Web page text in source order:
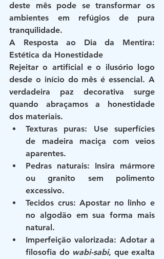
deste mês pode se transformar os
ambientes em refúgios de pura
tranquilidade.
A Resposta ao Dia da Mentira:
Estética da Honestidade
Rejeitar o artificial e o ilusório logo
desde o início do mês é essencial. A
verdadeira paz decorativa surge
quando abraçamos a honestidade
dos materiais.
Texturas puras: Use superfícies
de madeira maciça com veios
aparentes.
Pedras naturais: Insira mármore
ou granito sem polimento
excessivo.
Tecidos crus: Apostar no linho e
no algodão em sua forma mais
natural.
Imperfeição valorizada: Adotar a
filosofia do wabi-sabi, que exalta